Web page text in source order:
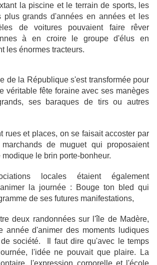
la piscine et le terrain de sports, les
plus grands d'années en années et les
de voitures pouvaient faire rêver
à en croire le groupe d'élus en
les énormes tracteurs.
de la République s'est transformée pour
véritable fête foraine avec ses manèges
ses baraques de tirs ou autres
rues et places, on se faisait accoster par
de muguet qui proposaient
modique le brin porte-bonheur.
locales étaient également
la journée : Bouge ton bled qui
de ses futures manifestations,
deux randonnées sur l'île de Madère,
année d'animer des moments ludiques
société. Il faut dire qu'avec le temps
l'idée ne pouvait que plaire. La
l'expression corporelle et l'école